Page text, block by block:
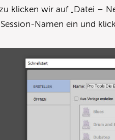
klicken wir auf „Datei –
Namen ein und